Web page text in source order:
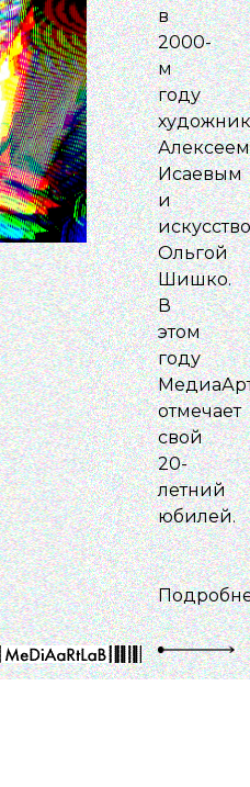
в
2000-
м
году
Алексеем
Исаевым
и
Ольгой
Шишко.
В
этом
году
отмечает
свой
20-
летний
юбилей.